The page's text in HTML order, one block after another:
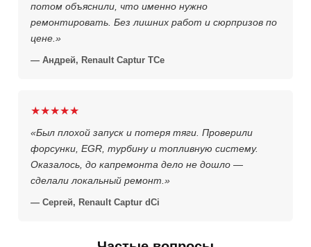
потом объяснили, что именно нужно
ремонтировать. Без лишних работ и сюрпризов по
цене.»
— Андрей, Renault Captur TCe
★★★★★
«Был плохой запуск и потеря тяги. Проверили
форсунки, EGR, турбину и топливную систему.
Оказалось, до капремонта дело не дошло —
сделали локальный ремонт.»
— Сергей, Renault Captur dCi